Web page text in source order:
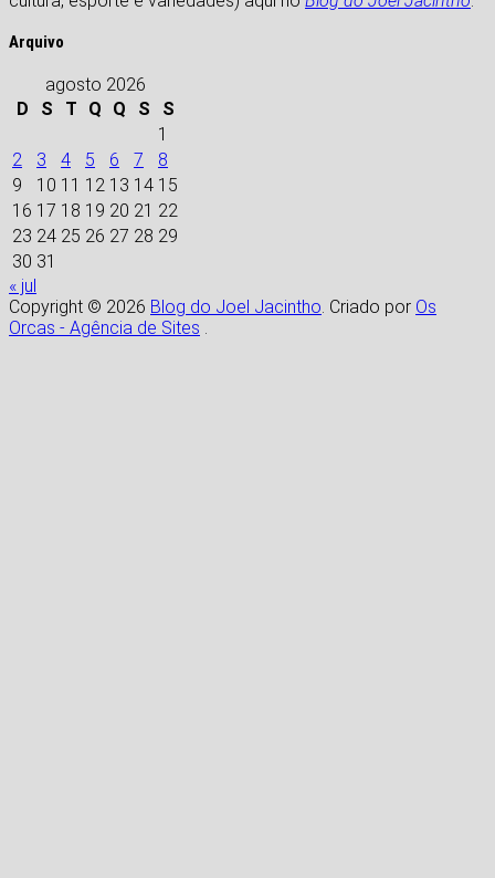
Arquivo
agosto 2026
D
S T Q Q S
S
1
2
3 4 5 6 7
8
9
10 11 12 13 14 15
16 17 18 19 20 21 22
23 24 25 26 27 28 29
30 31
« jul
Copyright © 2026 Blog do Joel Jacintho. Criado por Os
Orcas - Agência de Sites .